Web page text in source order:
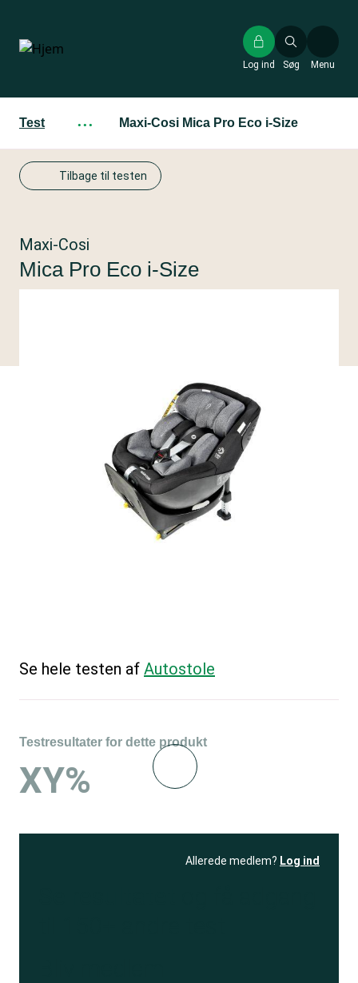
hovedindhold
Søg
Log ind Menu
Test ··· Maxi-Cosi Mica Pro Eco i-Size
Tilbage til testen
Maxi-Cosi
Mica Pro Eco i-Size
Se hele testen af Autostole
Testresultater for dette produkt
XY%
Allerede medlem? Log ind